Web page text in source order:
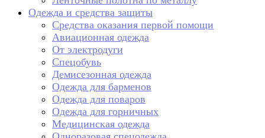
Одежда и средства защиты
Средства оказания первой помощи
Авиационная одежда
От электродуги
Спецобувь
Демисезонная одежда
Одежда для барменов
Одежда для поваров
Одежда для горничных
Медицинская одежда